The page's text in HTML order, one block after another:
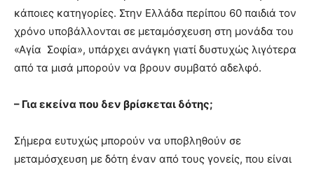
κάποιες κατηγορίες. Στην Ελλάδα περίπου 60 παιδιά τον
χρόνο υποβάλλονται σε μεταμόσχευση στη μονάδα του
«Αγία Σοφία», υπάρχει ανάγκη γιατί δυστυχώς λιγότερα
από τα μισά μπορούν να βρουν συμβατό αδελφό.
– Για εκείνα που δεν βρίσκεται δότης;
Σήμερα ευτυχώς μπορούν να υποβληθούν σε
μεταμόσχευση με δότη έναν από τους γονείς, που είναι